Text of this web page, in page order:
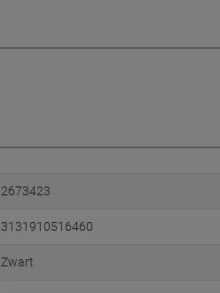
Zwart
Ja
Geschikt voor linkshandigen